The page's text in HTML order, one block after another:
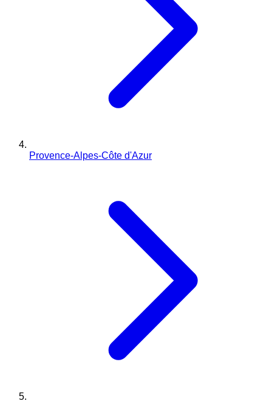
Provence-Alpes-Côte d'Azur